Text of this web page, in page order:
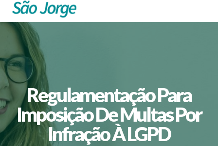
Regulamentação Para
Imposição De Multas Por
Infração À LGPD